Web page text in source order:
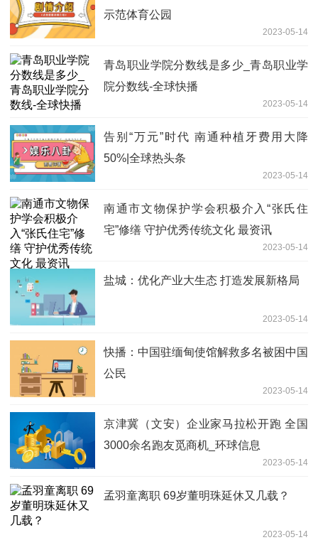
示范体育公园
2023-05-14
青岛职业学院分数线是多少_青岛职业学
院分数线-全球快播
2023-05-14
告别“万元”时代 南通种植牙费用大降
50%|全球热头条
2023-05-14
南通市文物保护学会积极介入“张氏住
宅”修缮 守护优秀传统文化 最资讯
2023-05-14
盐城：优化产业大生态 打造发展新格局
2023-05-14
快播：中国驻缅甸使馆解救多名被困中国
公民
2023-05-14
京津冀（文安）企业家马拉松开跑 全国
3000余名跑友觅商机_环球信息
2023-05-14
孟羽童离职 69岁董明珠延休又几载？
2023-05-14